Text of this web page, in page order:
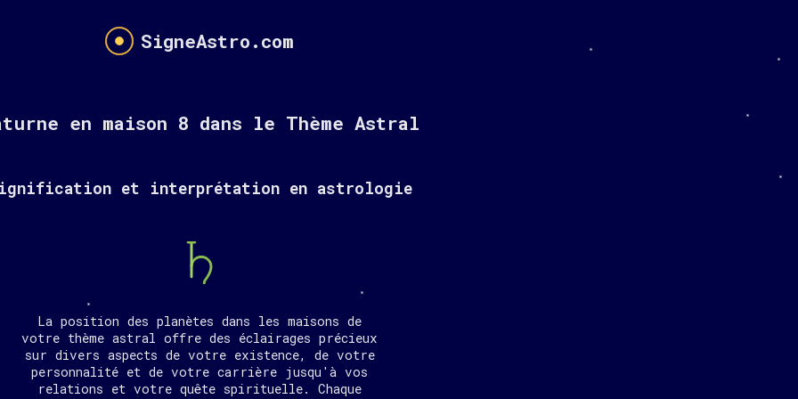
SigneAstro.com
en maison 8 dans le Thème Astral
et interprétation en astrologie
La position des planètes dans les maisons de
votre thème astral offre des éclairages précieux
sur divers aspects de votre existence, de votre
personnalité et de votre carrière jusqu'à vos
relations et votre quête spirituelle. Chaque